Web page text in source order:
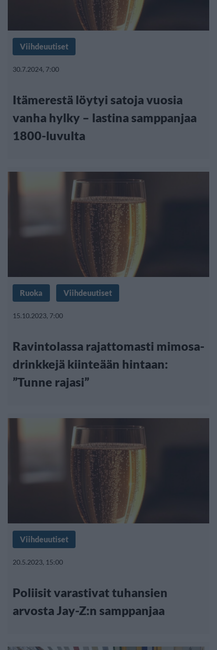
Viihdeuutiset
30.7.2024, 7:00
Itämerestä löytyi satoja vuosia
vanha hylky – lastina samppanjaa
1800-luvulta
Ruoka Viihdeuutiset
15.10.2023, 7:00
Ravintolassa rajattomasti mimosa-
drinkkejä kiinteään hintaan:
”Tunne rajasi”
Viihdeuutiset
20.5.2023, 15:00
Poliisit varastivat tuhansien
arvosta Jay-Z:n samppanjaa